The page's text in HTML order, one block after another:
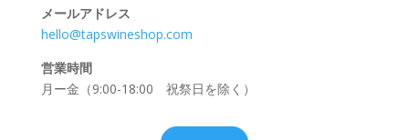
メールアドレス
hello@tapswineshop.com
営業時間
月ー金（9:00-18:00 祝祭日を除く）